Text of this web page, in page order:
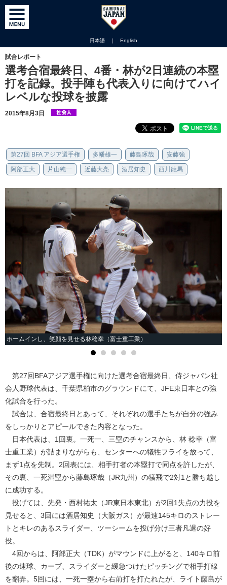
日本語 ｜ English
試合レポート
選考合宿最終日、4番・林が2日連続の本塁
打を記録。投手陣も代表入りに向けてハイ
レベルな投球を披露
2015年8月3日
第27回 BFA アジア選手権 多幡雄一 藤島琢哉 安藤強
阿部正大 片山純一 近藤大亮 酒居知史 西川龍馬
ホームインし、笑顔を見せる林稔幸（富士重工業）
第27回BFAアジア選手権に向けた選考合宿最終日、侍ジャパン社
会人野球代表は、千葉県柏市のグラウンドにて、JFE東日本との強
化試合を行った。
試合は、合宿最終日とあって、それぞれの選手たちが自分の強み
をしっかりとアピールできた内容となった。
日本代表は、1回裏。一死一、三塁のチャンスから、林 稔幸（富
士重工業）が詰まりながらも、センターへの犠牲フライを放って、
まず1点を先制。2回表には、相手打者の本塁打で同点を許したが、
その裏、一死満塁から藤島琢哉（JR九州）の犠飛で2対1と勝ち越し
に成功する。
投げては、先発・西村祐太（JR東日本東北）が2回1失点の力投を
見せると、3回には酒居知史（大阪ガス）が最速145キロのストレー
トとキレのあるスライダー、ツーシームを投げ分け三者凡退の好
投。
4回からは、阿部正大（TDK）がマウンドに上がると、140キロ前
後の速球、カーブ、スライダーと緩急つけたピッチングで相手打線
を翻弄。5回には、一死一塁から右前打を打たれたが、ライト藤島が